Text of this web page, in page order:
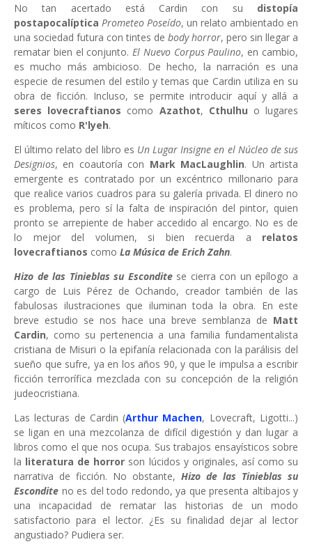
No tan acertado está Cardin con su distopía
postapocalíptica Prometeo Poseído, un relato ambientado en
una sociedad futura con tintes de body horror, pero sin llegar a
rematar bien el conjunto. El Nuevo Corpus Paulino, en cambio,
es mucho más ambicioso. De hecho, la narración es una
especie de resumen del estilo y temas que Cardin utiliza en su
obra de ficción. Incluso, se permite introducir aquí y allá a
seres lovecraftianos como Azathot, Cthulhu o lugares
míticos como R'lyeh.
El último relato del libro es Un Lugar Insigne en el Núcleo de sus
Designios, en coautoría con Mark MacLaughlin. Un artista
emergente es contratado por un excéntrico millonario para
que realice varios cuadros para su galería privada. El dinero no
es problema, pero sí la falta de inspiración del pintor, quien
pronto se arrepiente de haber accedido al encargo. No es de
lo mejor del volumen, si bien recuerda a relatos
lovecraftianos como La Música de Erich Zahn.
Hizo de las Tinieblas su Escondite se cierra con un epílogo a
cargo de Luis Pérez de Ochando, creador también de las
fabulosas ilustraciones que iluminan toda la obra. En este
breve estudio se nos hace una breve semblanza de Matt
Cardin, como su pertenencia a una familia fundamentalista
cristiana de Misuri o la epifanía relacionada con la parálisis del
sueño que sufre, ya en los años 90, y que le impulsa a escribir
ficción terrorífica mezclada con su concepción de la religión
judeocristiana.
Las lecturas de Cardin (Arthur Machen, Lovecraft, Ligotti...)
se ligan en una mezcolanza de difícil digestión y dan lugar a
libros como el que nos ocupa. Sus trabajos ensayísticos sobre
la literatura de horror son lúcidos y originales, así como su
narrativa de ficción. No obstante, Hizo de las Tinieblas su
Escondite no es del todo redondo, ya que presenta altibajos y
una incapacidad de rematar las historias de un modo
satisfactorio para el lector. ¿Es su finalidad dejar al lector
angustiado? Pudiera ser.